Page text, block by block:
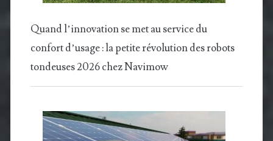
Quand l’innovation se met au service du
confort d’usage : la petite révolution des robots
tondeuses 2026 chez Navimow